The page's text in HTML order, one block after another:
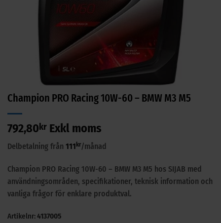
Champion PRO Racing 10W-60 – BMW M3 M5
792,80 kr Exkl moms
Delbetalning från 111 kr/månad
Champion PRO Racing 10W-60 – BMW M3 M5 hos SIJAB med
användningsområden, specifikationer, teknisk information och
vanliga frågor för enklare produktval.
Artikelnr:4137005